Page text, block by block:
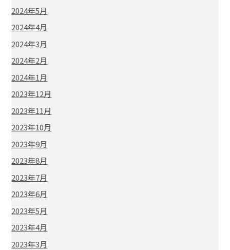
2024年5月
2024年4月
2024年3月
2024年2月
2024年1月
2023年12月
2023年11月
2023年10月
2023年9月
2023年8月
2023年7月
2023年6月
2023年5月
2023年4月
2023年3月